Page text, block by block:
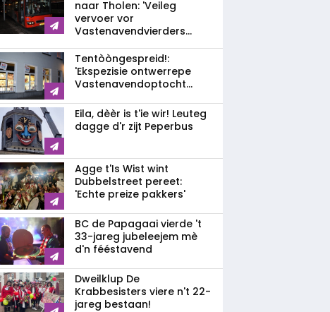
naar Tholen: 'Veileg
vervoer vor
Vastenavendvierders...
Tentòòngespreid!:
'Ekspezisie ontwerrepe
Vastenavendoptocht...
Eila, dèèr is t'ie wir! Leuteg
dagge d'r zijt Peperbus
Agge t'Is Wist wint
Dubbelstreet pereet:
'Echte preize pakkers'
BC de Papagaai vierde 't
33-jareg jubeleejem mè
d'n fééstavend
Dweilklup De
Krabbesisters viere n't 22-
jareg bestaan!